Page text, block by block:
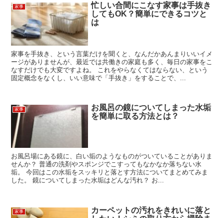
家事
忙しい合間にこなす家事は手抜き
してもOK？簡単にできるコツと
は
家事を手抜き、という言葉だけを聞くと、なんだかあんまりいいイメ
ージがありませんが、最近では共働きの家庭も多く、毎日の家事をこ
なすだけでも大変ですよね。 これをやらなくてはならない、という
固定概念をなくし、いい意味で「手抜き」をすることで、...
家事
お風呂の鏡についてしまった水垢
を簡単に取る方法とは？
お風呂場にある鏡に、白い垢のようなものがついていることがありま
せんか？ 普通の洗剤やスポンジでこすってもなかなか落ちない水
垢。 今回はこの水垢をスッキリと落とす方法についてまとめてみま
した。 鏡についてしまった水垢はどんな汚れ？ お...
家事
カーペットの汚れをきれいに落と